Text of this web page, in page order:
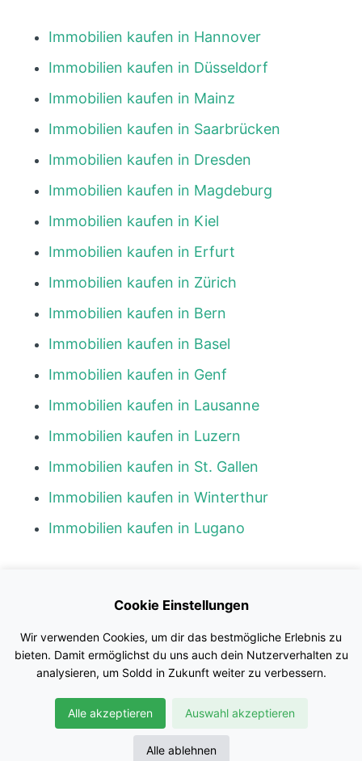
Immobilien kaufen in Hannover
Immobilien kaufen in Düsseldorf
Immobilien kaufen in Mainz
Immobilien kaufen in Saarbrücken
Immobilien kaufen in Dresden
Immobilien kaufen in Magdeburg
Immobilien kaufen in Kiel
Immobilien kaufen in Erfurt
Immobilien kaufen in Zürich
Immobilien kaufen in Bern
Immobilien kaufen in Basel
Immobilien kaufen in Genf
Immobilien kaufen in Lausanne
Immobilien kaufen in Luzern
Immobilien kaufen in St. Gallen
Immobilien kaufen in Winterthur
Immobilien kaufen in Lugano
Impressum
Nutzungsbedingungen
Datenschutz
© Soldd GmbH
Cookie Einstellungen
Wir verwenden Cookies, um dir das bestmögliche Erlebnis zu
bieten. Damit ermöglichst du uns auch dein Nutzerverhalten zu
analysieren, um Soldd in Zukunft weiter zu verbessern.
Alle akzeptieren Auswahl akzeptieren
Alle ablehnen